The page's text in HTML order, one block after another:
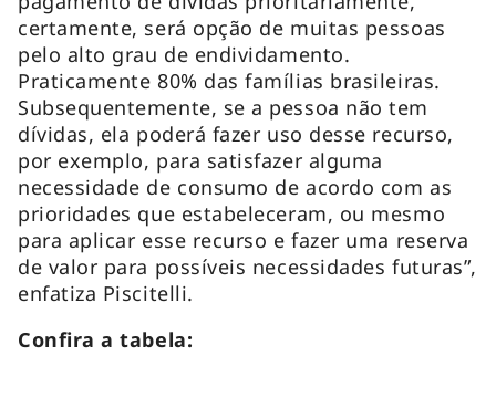
certamente, será opção de muitas pessoas
pelo alto grau de endividamento.
Praticamente 80% das famílias brasileiras.
Subsequentemente, se a pessoa não tem
dívidas, ela poderá fazer uso desse recurso,
por exemplo, para satisfazer alguma
necessidade de consumo de acordo com as
prioridades que estabeleceram, ou mesmo
para aplicar esse recurso e fazer uma reserva
de valor para possíveis necessidades futuras”,
enfatiza Piscitelli.
Confira a tabela: